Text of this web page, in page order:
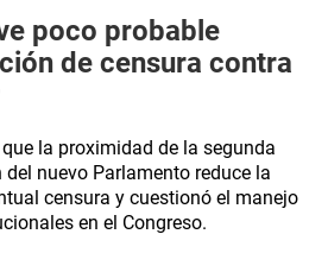
poco probable
de censura contra
la proximidad de la segunda
nuevo Parlamento reduce la
censura y cuestionó el manejo
en el Congreso.